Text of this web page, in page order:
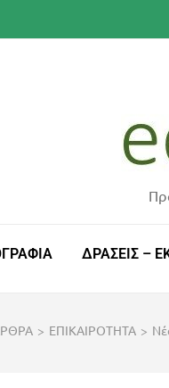
ΔΡΑΣΕΙΣ –
> ΕΠΙΚΑΙΡΟΤΗΤΑ >